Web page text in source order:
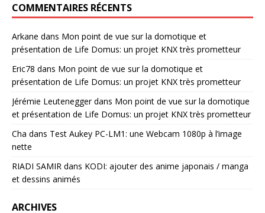
COMMENTAIRES RÉCENTS
Arkane dans Mon point de vue sur la domotique et
présentation de Life Domus: un projet KNX très prometteur
Eric78 dans Mon point de vue sur la domotique et
présentation de Life Domus: un projet KNX très prometteur
Jérémie Leuteneggerdans Mon point de vue sur la domotique
et présentation de Life Domus: un projet KNX très prometteur
Cha dans Test Aukey PC-LM1: une Webcam 1080p à l’image
nette
RIADI SAMIR dans KODI: ajouter des anime japonais / manga
et dessins animés
ARCHIVES